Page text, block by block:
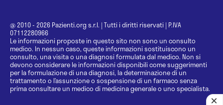
@ 2010 - 2026 Pazienti.org s.r.l. | Tutti i diritti riservati | P.IVA
07112280966
Le informazioni proposte in questo sito non sono un consulto
medico. In nessun caso, queste informazioni sostituiscono un
consulto, una visita o una diagnosi formulata dal medico. Non si
devono considerare le informazioni disponibili come suggerimenti
per la formulazione di una diagnosi, la determinazione di un
trattamento o l’assunzione o sospensione di un farmaco senza
prima consultare un medico di medicina generale o uno specialista.